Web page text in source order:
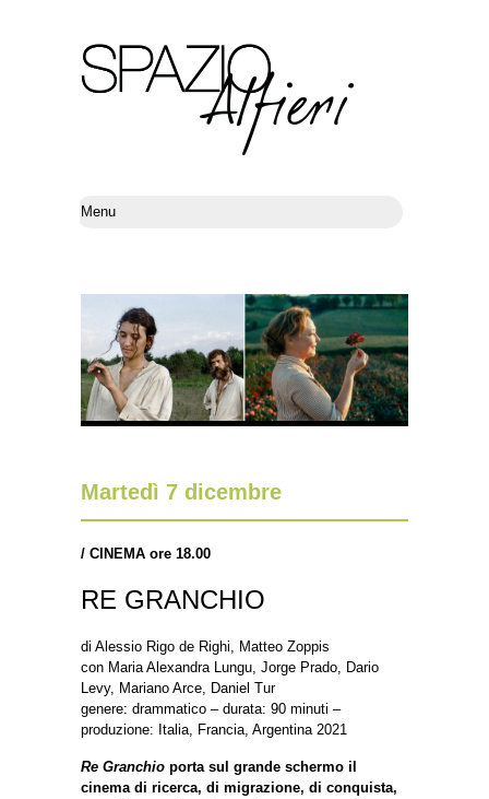
Martedì 7 dicembre
/ CINEMA ore 18.00
RE GRANCHIO
di Alessio Rigo de Righi, Matteo Zoppis
con Maria Alexandra Lungu, Jorge Prado, Dario
Levy, Mariano Arce, Daniel Tur
genere: drammatico – durata: 90 minuti –
produzione: Italia, Francia, Argentina 2021
Re Granchio porta sul grande schermo il
cinema di ricerca, di migrazione, di conquista,